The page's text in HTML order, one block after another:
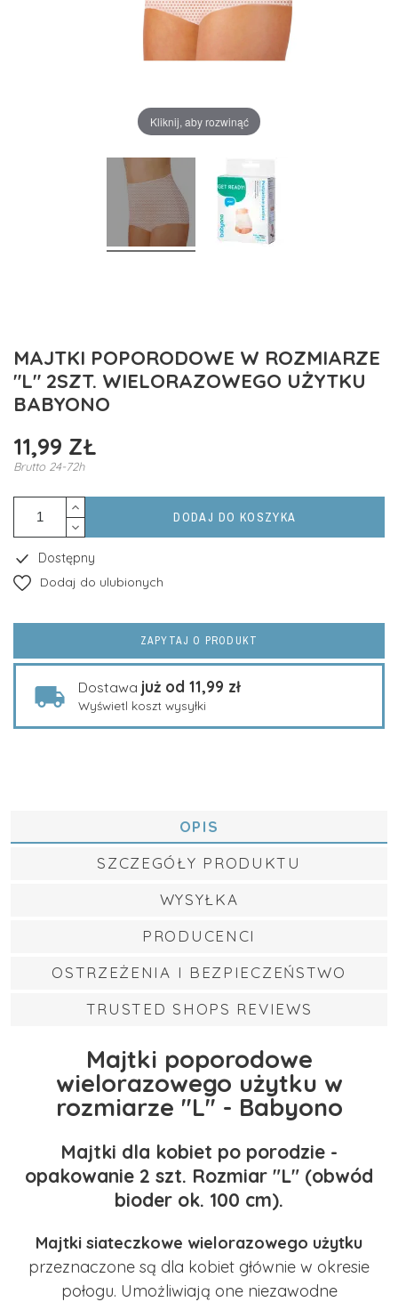
Kliknij, aby rozwinąć
MAJTKI POPORODOWE W ROZMIARZE
"L" 2SZT. WIELORAZOWEGO UŻYTKU
BABYONO
11,99 ZŁ
Brutto 24-72h
DODAJ DO KOSZYKA
Dostępny
Dodaj do ulubionych
ZAPYTAJ O PRODUKT
Dostawa już od 11,99 zł
Wyświetl koszt wysyłki
OPIS
SZCZEGÓŁY PRODUKTU
WYSYŁKA
PRODUCENCI
OSTRZEŻENIA I BEZPIECZEŃSTWO
TRUSTED SHOPS REVIEWS
Majtki poporodowe
wielorazowego użytku w
rozmiarze "L" - Babyono
Majtki dla kobiet po porodzie -
opakowanie 2 szt. Rozmiar "L" (obwód
bioder ok. 100 cm).
Majtki siateczkowe wielorazowego użytku
przeznaczone są dla kobiet głównie w okresie
połogu. Umożliwiają one niezawodne